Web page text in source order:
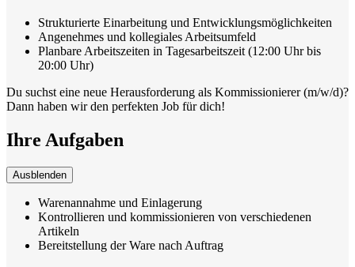
Strukturierte Einarbeitung und Entwicklungsmöglichkeiten
Angenehmes und kollegiales Arbeitsumfeld
Planbare Arbeitszeiten in Tagesarbeitszeit (12:00 Uhr bis
20:00 Uhr)
Du suchst eine neue Herausforderung als Kommissionierer (m/w/d)?
Dann haben wir den perfekten Job für dich!
Ihre Aufgaben
Ausblenden
Warenannahme und Einlagerung
Kontrollieren und kommissionieren von verschiedenen
Artikeln
Bereitstellung der Ware nach Auftrag